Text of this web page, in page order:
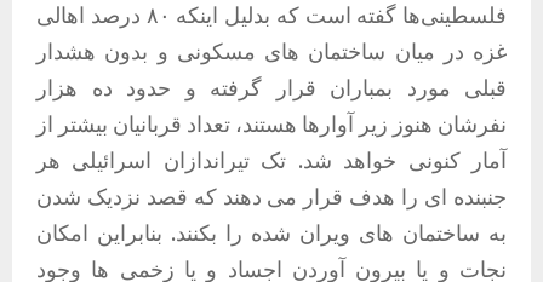
فلسطینی‌ها گفته است که بدلیل اینکه ۸۰ درصد اهالی
غزه در میان ساختمان های مسکونی و بدون هشدار
قبلی مورد بمباران قرار گرفته و حدود ده هزار
نفرشان هنوز زیر آوارها هستند، تعداد قربانیان بیشتر از
آمار کنونی خواهد شد. تک تیراندازان اسرائیلی هر
جنبنده ای را هدف قرار می دهند که قصد نزدیک شدن
به ساختمان های ویران شده را بکنند. بنابراین امکان
نجات و یا بیرون آوردن اجساد و یا زخمی ها وجود